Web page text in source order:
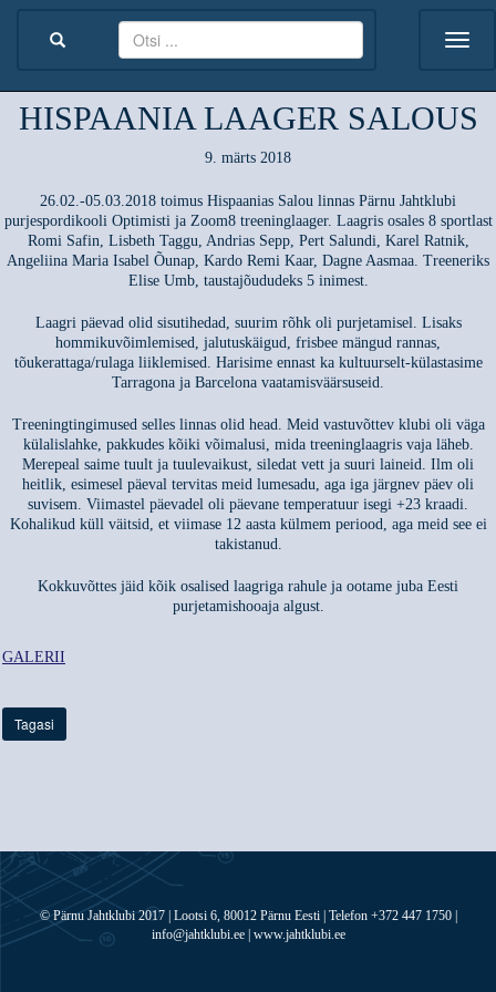
HISPAANIA LAAGER SALOUS
9. märts 2018
26.02.-05.03.2018 toimus Hispaanias Salou linnas Pärnu Jahtklubi
purjespordikooli Optimisti ja Zoom8 treeninglaager. Laagris osales 8 sportlast
Romi Safin, Lisbeth Taggu, Andrias Sepp, Pert Salundi, Karel Ratnik,
Angeliina Maria Isabel Õunap, Kardo Remi Kaar, Dagne Aasmaa. Treeneriks
Elise Umb, taustajõududeks 5 inimest.
Laagri päevad olid sisutihedad, suurim rõhk oli purjetamisel. Lisaks
hommikuvõimlemised, jalutuskäigud, frisbee mängud rannas,
tõukerattaga/rulaga liiklemised. Harisime ennast ka kultuurselt-külastasime
Tarragona ja Barcelona vaatamisväärsuseid.
Treeningtingimused selles linnas olid head. Meid vastuvõttev klubi oli väga
külalislahke, pakkudes kõiki võimalusi, mida treeninglaagris vaja läheb.
Merepeal saime tuult ja tuulevaikust, siledat vett ja suuri laineid. Ilm oli
heitlik, esimesel päeval tervitas meid lumesadu, aga iga järgnev päev oli
suvisem. Viimastel päevadel oli päevane temperatuur isegi +23 kraadi.
Kohalikud küll väitsid, et viimase 12 aasta külmem periood, aga meid see ei
takistanud.
Kokkuvõttes jäid kõik osalised laagriga rahule ja ootame juba Eesti
purjetamishooaja algust.
GALERII
Tagasi
© Pärnu Jahtklubi 2017 | Lootsi 6, 80012 Pärnu Eesti | Telefon +372 447 1750 |
info@jahtklubi.ee | www.jahtklubi.ee